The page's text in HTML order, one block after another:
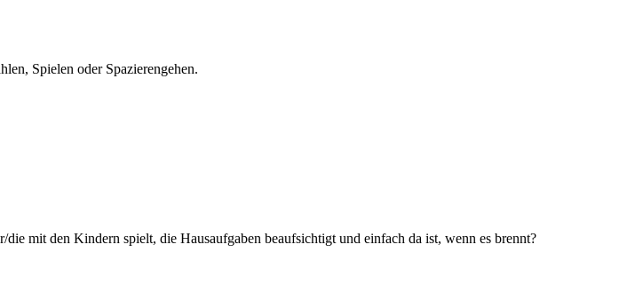
Spielen oder Spazierengehen.
mit den Kindern spielt, die Hausaufgaben beaufsichtigt und einfach da ist, wenn es brennt?